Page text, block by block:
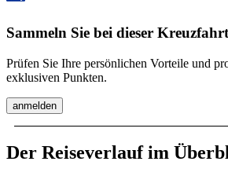
Sammeln Sie bei dieser
Prüfen Sie Ihre persönlichen Vorteile und
exklusiven Punkten.
anmelden
Der Reiseverlauf im